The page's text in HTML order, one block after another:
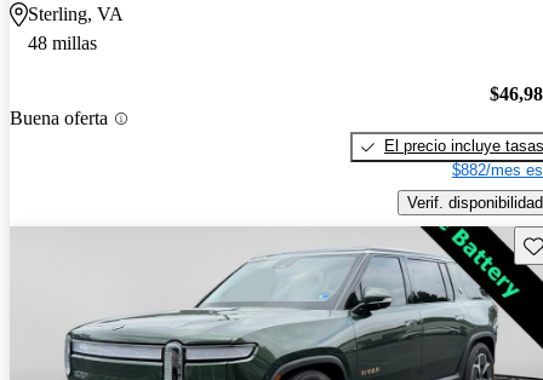
Sterling, VA
48 millas
Buena oferta
El precio incluye tasas
$882/mes
Verif. disponibilidad